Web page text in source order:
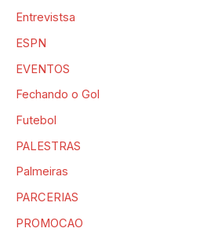
Entrevistsa
ESPN
EVENTOS
Fechando o Gol
Futebol
PALESTRAS
Palmeiras
PARCERIAS
PROMOCAO